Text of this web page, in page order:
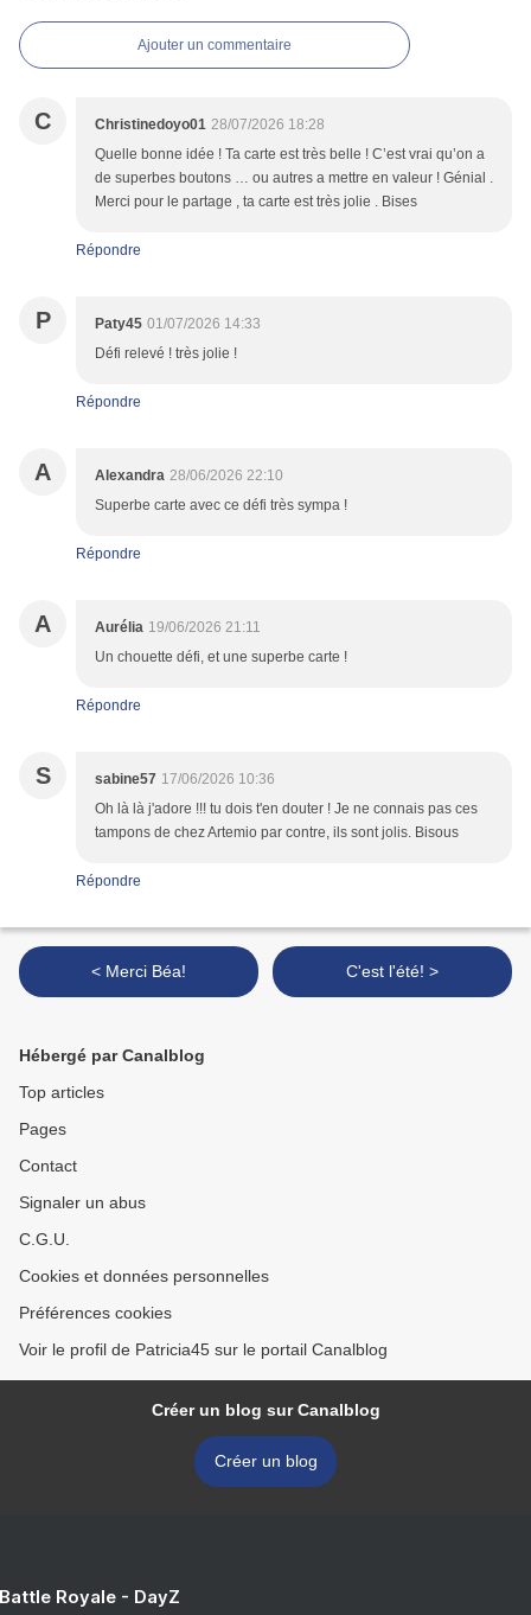
Ajouter un commentaire
C Christinedoyo01 28/07/2026 18:28
Quelle bonne idée ! Ta carte est très belle ! C’est vrai qu’on a
de superbes boutons … ou autres a mettre en valeur ! Génial .
Merci pour le partage , ta carte est très jolie . Bises
Répondre
P Paty45 01/07/2026 14:33
Défi relevé ! très jolie !
Répondre
A Alexandra 28/06/2026 22:10
Superbe carte avec ce défi très sympa !
Répondre
A Aurélia 19/06/2026 21:11
Un chouette défi, et une superbe carte !
Répondre
S sabine57 17/06/2026 10:36
Oh là là j'adore !!! tu dois t'en douter ! Je ne connais pas ces
tampons de chez Artemio par contre, ils sont jolis. Bisous
Répondre
< Merci Béa! C'est l'été! >
Hébergé par Canalblog
Top articles
Pages
Contact
Signaler un abus
C.G.U.
Cookies et données personnelles
Préférences cookies
Voir le profil de Patricia45 sur le portail Canalblog
Créer un blog sur Canalblog
Créer un blog
Royale - DayZ